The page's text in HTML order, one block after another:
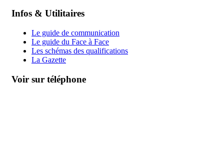
Infos & Utilitaires
Le guide de communication
Le guide du Face à Face
Les schémas des qualifications
La Gazette
Voir sur téléphone